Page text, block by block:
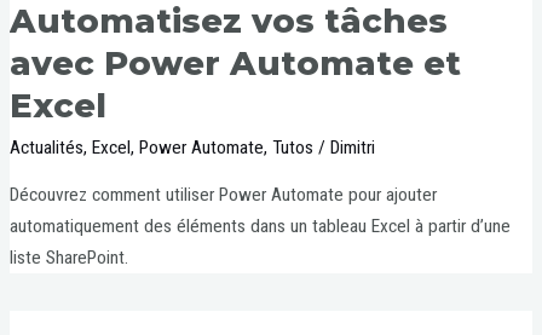
Automatisez vos tâches
avec Power Automate et
Excel
Actualités,Excel,Power Automate,Tutos /Dimitri
Découvrez comment utiliser Power Automate pour ajouter
automatiquement des éléments dans un tableau Excel à partir d’une
liste SharePoint.